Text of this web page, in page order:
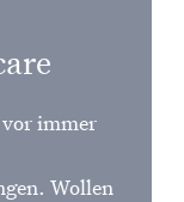
immer
Wollen